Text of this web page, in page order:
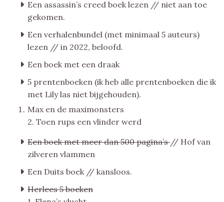
Een assassin’s creed boek lezen // niet aan toe
gekomen.
Een verhalenbundel (met minimaal 5 auteurs)
lezen // in 2022, beloofd.
Een boek met een draak
5 prentenboeken (ik heb alle prentenboeken die ik
met Lily las niet bijgehouden).
Max en de maximonsters
2. Toen rups een vlinder werd
Een boek met meer dan 500 pagina’s// Hof van
zilveren vlammen
Een Duits boek // kansloos.
Herlees 5 boeken